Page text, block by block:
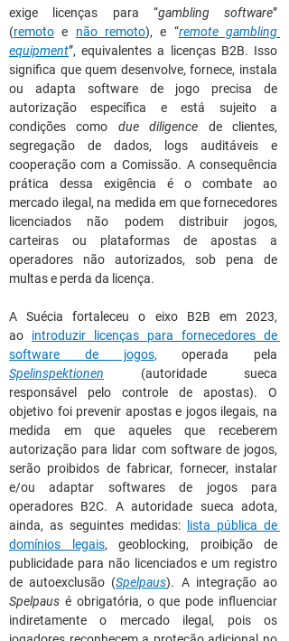
exige licenças para “gambling software”
(remoto e não remoto), e “remote gambling
equipment”, equivalentes a licenças B2B. Isso
significa que quem desenvolve, fornece, instala
ou adapta software de jogo precisa de
autorização específica e está sujeito a
condições como due diligence de clientes,
segregação de dados, logs auditáveis e
cooperação com a Comissão. A consequência
prática dessa exigência é o combate ao
mercado ilegal, na medida em que fornecedores
licenciados não podem distribuir jogos,
carteiras ou plataformas de apostas a
operadores não autorizados, sob pena de
multas e perda da licença.
A Suécia fortaleceu o eixo B2B em 2023,
ao
introduzir licenças para fornecedores de
software de jogos,
Spelinspektionen (autoridade sueca
responsável pelo controle de apostas). O
objetivo foi prevenir apostas e jogos ilegais, na
medida em que aqueles que receberem
autorização para lidar com software de jogos,
serão proibidos de fabricar, fornecer, instalar
e/ou adaptar softwares de jogos para
operadores B2C. A autoridade sueca adota,
ainda, as seguintes medidas:
lista pública de
domínios legais, geoblocking, proibição de
publicidade para não licenciados e um registro
de autoexclusão (Spelpaus
Spelpaus é obrigatória, o que pode influenciar
indiretamente o mercado ilegal, pois os